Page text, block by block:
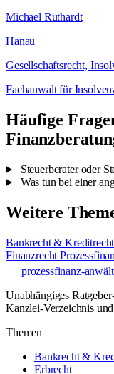
Michael Ruthardt
Hanau
Gesellschaftsrecht,
Fachanwalt für
Häufige
Steuerberater oder
Was tun bei einer
Weitere
Bankrecht &
Finanzrecht
prozessfinanz-
Unabhängiges
Kanzlei-Verzeichnis
Themen
Bankrecht &
Erbrecht